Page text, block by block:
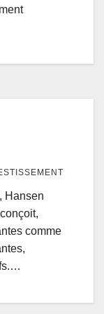
Hansen
comme